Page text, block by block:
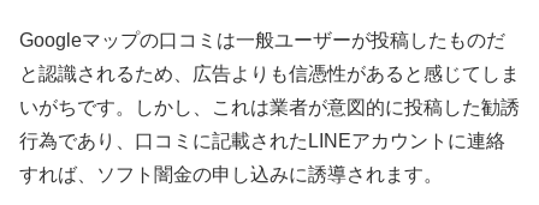
Googleマップの口コミは一般ユーザーが投稿したものだ
と認識されるため、広告よりも信憑性があると感じてしま
いがちです。しかし、これは業者が意図的に投稿した勧誘
行為であり、口コミに記載されたLINEアカウントに連絡
すれば、ソフト闇金の申し込みに誘導されます。